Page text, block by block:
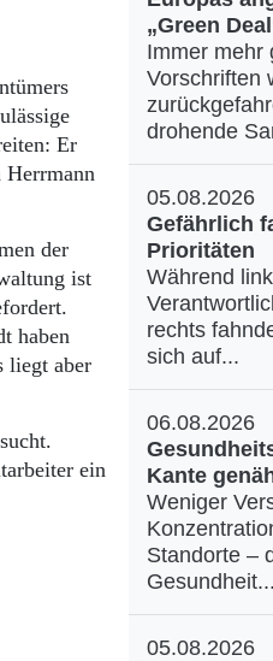
Er
Herrmann
der
ist
haben
liegt aber
ein
„Green
Immer mehr
Vorschriften
drohende
05.08.2026
Gefährlich
Prioritäten
Während
rechts
sich auf...
06.08.2026
Kante
Weniger
Standorte –
Gesundheit...
05.08.2026